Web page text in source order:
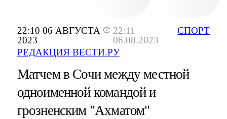
22:10 06 АВГУСТА
2023
22:11
06.08.2023
РЕДАКЦИЯ ВЕСТИ.РУ
СПОРТ
Матчем в Сочи между местной
одноименной командой и
грозненским "Ахматом"